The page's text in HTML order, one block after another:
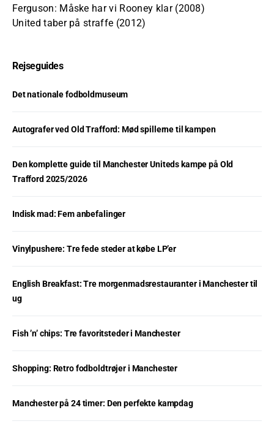
Ferguson: Måske har vi Rooney klar (2008)
United taber på straffe (2012)
Rejseguides
Det nationale fodboldmuseum
Autografer ved Old Trafford: Mød spillerne til kampen
Den komplette guide til Manchester Uniteds kampe på Old
Trafford 2025/2026
Indisk mad: Fem anbefalinger
Vinylpushere: Tre fede steder at købe LP’er
English Breakfast: Tre morgenmadsrestauranter i Manchester til
ug
Fish ’n’ chips: Tre favoritsteder i Manchester
Shopping: Retro fodboldtrøjer i Manchester
Manchester på 24 timer: Den perfekte kampdag